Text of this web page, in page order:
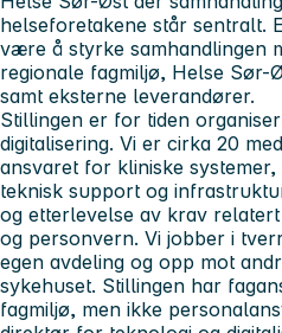
helseforetakene står sentralt.
være å styrke samhandlingen
regionale fagmiljø, Helse
samt eksterne leverandører.
Stillingen er for tiden
digitalisering. Vi er cirka 20
ansvaret for kliniske
teknisk support og
og etterlevelse av krav
og personvern. Vi jobber i
egen avdeling og opp mot
sykehuset. Stillingen har
fagmiljø, men ikke